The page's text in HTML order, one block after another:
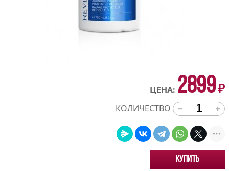
ЦЕНА: 2899₽
КОЛИЧЕСТВО
Купить